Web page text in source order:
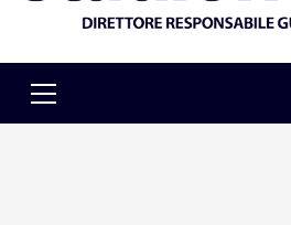
Menu